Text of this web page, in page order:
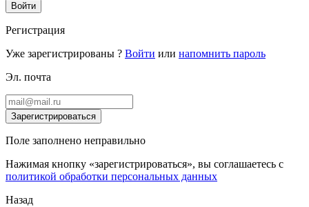
Войти
Регистрация
Уже зарегистрированы ? Войти или напомнить пароль
Эл. почта
Зарегистрироваться
Поле заполнено неправильно
Нажимая кнопку «зарегистрироваться», вы соглашаетесь с
политикой обработки персональных данных
Назад